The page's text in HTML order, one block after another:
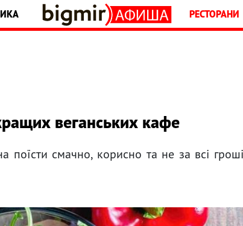
РЕСТОРАНИ
веганських кафе
поїсти смачно, корисно та не за всі гроші